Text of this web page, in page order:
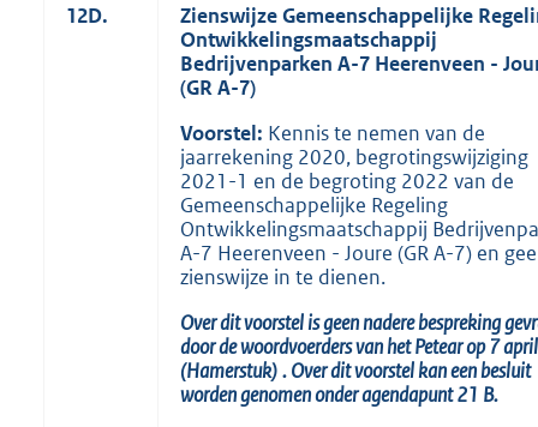
12D.
Zienswijze Gemeenschappelijke
Ontwikkelingsmaatschappij
Bedrijvenparken A-7 Heerenveen -
(GR A-7)
Voorstel: Kennis te nemen van de
jaarrekening 2020, begrotingswijziging
2021-1 en de begroting 2022 van de
Gemeenschappelijke Regeling
Ontwikkelingsmaatschappij
A-7 Heerenveen - Joure (GR A-7) en
zienswijze in te dienen.
Over dit voorstel is geen nadere bespreking
door de woordvoerders van het Petear op 7
(Hamerstuk).Over dit voorstel kan een besluit
worden genomen onder agendapunt21 B.